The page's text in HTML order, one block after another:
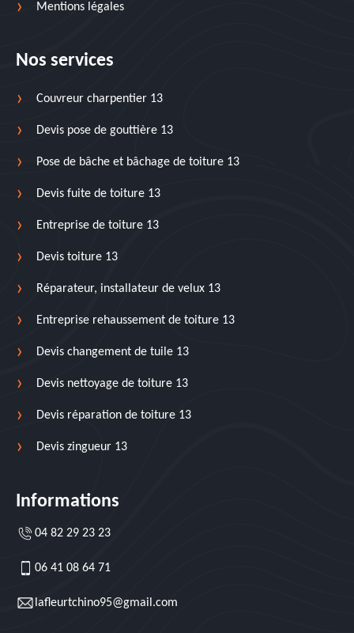
Mentions légales
Nos services
Couvreur charpentier 13
Devis pose de gouttière 13
Pose de bâche et bâchage de toiture 13
Devis fuite de toiture 13
Entreprise de toiture 13
Devis toiture 13
Réparateur, installateur de velux 13
Entreprise rehaussement de toiture 13
Devis changement de tuile 13
Devis nettoyage de toiture 13
Devis réparation de toiture 13
Devis zingueur 13
Informations
04 82 29 23 23
06 41 08 64 71
lafleurtchino95@gmail.com